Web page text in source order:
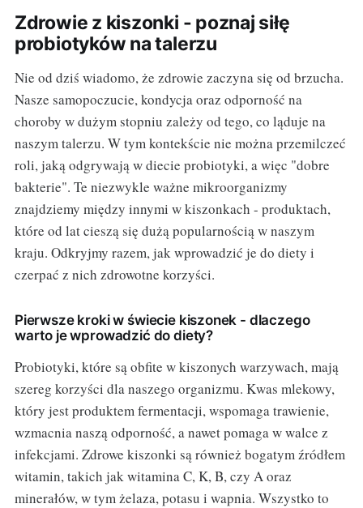
Zdrowie z kiszonki - poznaj siłę
probiotyków na talerzu
Nie od dziś wiadomo, że zdrowie zaczyna się od brzucha.
Nasze samopoczucie, kondycja oraz odporność na
choroby w dużym stopniu zależy od tego, co ląduje na
naszym talerzu. W tym kontekście nie można przemilczeć
roli, jaką odgrywają w diecie probiotyki, a więc "dobre
bakterie". Te niezwykle ważne mikroorganizmy
znajdziemy między innymi w kiszonkach - produktach,
które od lat cieszą się dużą popularnością w naszym
kraju. Odkryjmy razem, jak wprowadzić je do diety i
czerpać z nich zdrowotne korzyści.
Pierwsze kroki w świecie kiszonek - dlaczego
warto je wprowadzić do diety?
Probiotyki, które są obfite w kiszonych warzywach, mają
szereg korzyści dla naszego organizmu. Kwas mlekowy,
który jest produktem fermentacji, wspomaga trawienie,
wzmacnia naszą odporność, a nawet pomaga w walce z
infekcjami. Zdrowe kiszonki są również bogatym źródłem
witamin, takich jak witamina C, K, B, czy A oraz
minerałów, w tym żelaza, potasu i wapnia. Wszystko to